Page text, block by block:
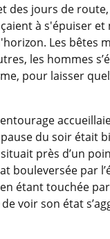
des jours de
à s'épuiser et
Les bêtes
les hommes
pour laisser
du soir était
près d’un
bouleversée par
étant touchée
voir son état